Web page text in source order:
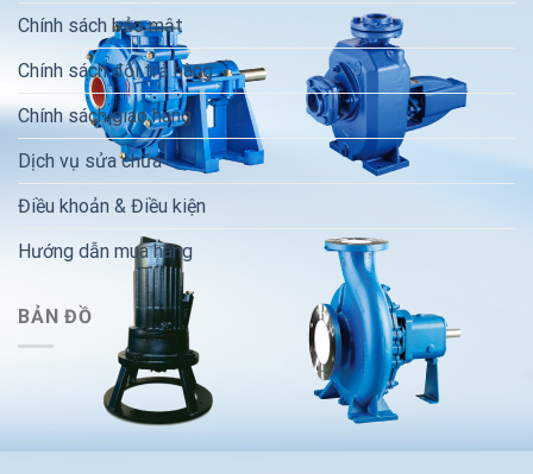
Chính sách bảo mật
Chính sách đổi trả hàng
Chính sách giao hàng
Dịch vụ sửa chữa
Điều khoản & Điều kiện
Hướng dẫn mua hàng
BẢN ĐỒ